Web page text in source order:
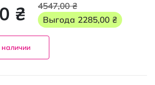
₴
4547,00 ₴
Выгода 2285,00 ₴